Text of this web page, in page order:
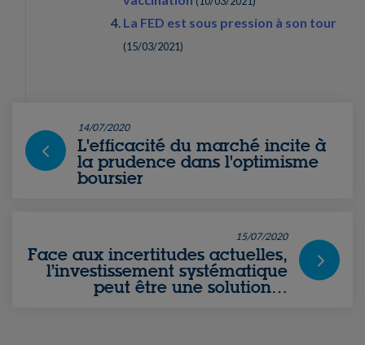
La FED est sous pression à son tour
(15/03/2021)
14/07/2020
L'efficacité du marché incite à
la prudence dans l'optimisme
boursier
15/07/2020
Face aux incertitudes actuelles,
l’investissement systématique
peut être une solution…